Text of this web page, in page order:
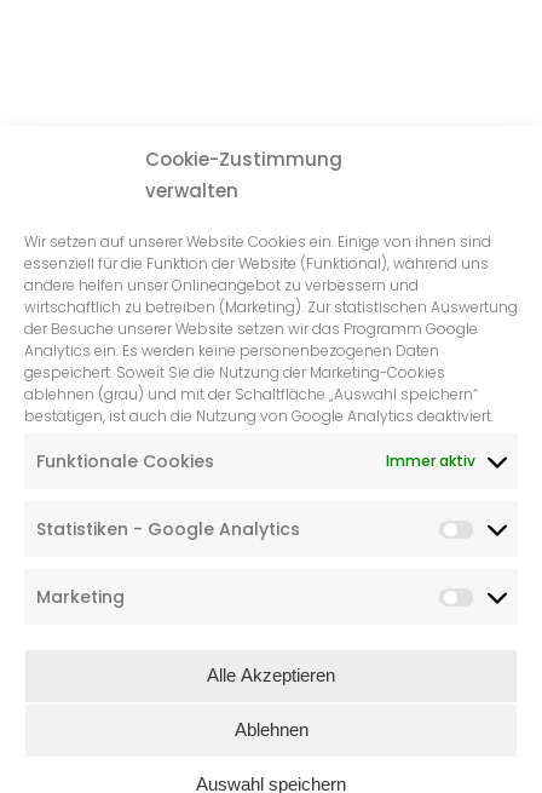
Cookie-Zustimmung
verwalten
Wir setzen auf unserer Website Cookies ein. Einige von ihnen sind
essenziell für die Funktion der Website (Funktional), während uns
andere helfen unser Onlineangebot zu verbessern und
wirtschaftlich zu betreiben (Marketing). Zur statistischen Auswertung
der Besuche unserer Website setzen wir das Programm Google
Analytics ein. Es werden keine personenbezogenen Daten
gespeichert. Soweit Sie die Nutzung der Marketing-Cookies
ablehnen (grau) und mit der Schaltfläche „Auswahl speichern“
bestätigen, ist auch die Nutzung von Google Analytics deaktiviert.
Funktionale Cookies Immer aktiv
Statistiken - Google Analytics
Marketing
Alle Akzeptieren
Ablehnen
Auswahl speichern
ZAUBERHAND